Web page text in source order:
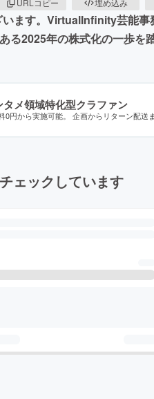
URLコピー 埋め込み
ます。VirtualInfinity芸能
2025年の株式化の一歩を
タメ領域特化型クラファン
0円から実施可能。 企画からリターン配送
ェックしています